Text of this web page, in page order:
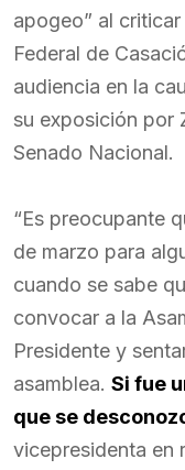
apogeo” al
Federal de
audiencia en la
su exposición por
Senado Nacional.
“Es preocupante
de marzo para
cuando se sabe
convocar a la
Presidente y
asamblea. Si fue
que se
vicepresidenta en